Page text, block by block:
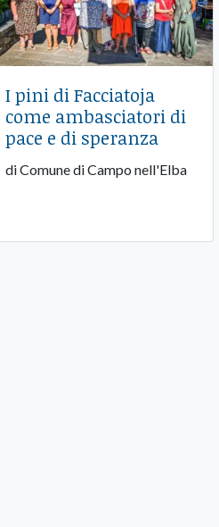
I pini di Facciatoja
come ambasciatori di
pace e di speranza
di Comune di Campo nell'Elba